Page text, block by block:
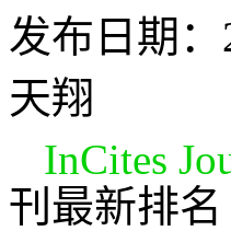
发布日期
天翔
InCites
刊最新排名